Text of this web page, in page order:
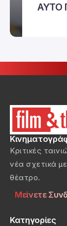
ΑΥΤΟ
Κριτικές
νέα σχετικά
θέατρο.
Μείνετε
Κατηγορίες